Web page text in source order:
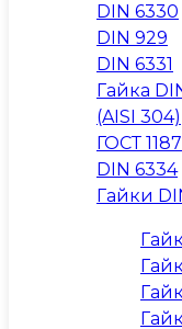
DIN 6330
DIN 929
DIN 6331
Гайка
(AISI 304)
ГОСТ
DIN 6334
Гайки